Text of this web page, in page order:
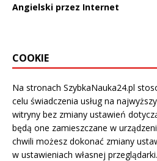
Angielski przez Internet
COOKIE
Na stronach SzybkaNauka24.pl
celu świadczenia usług na
witryny bez zmiany ustawień
będą one zamieszczane w
chwili możesz dokonać zmiany
w ustawieniach własnej przeglądarki.